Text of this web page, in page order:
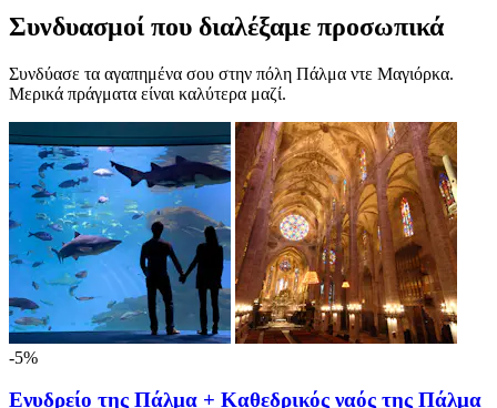
Συνδυασμοί που διαλέξαμε προσωπικά
Συνδύασε τα αγαπημένα σου στην πόλη Πάλμα ντε Μαγιόρκα.
Μερικά πράγματα είναι καλύτερα μαζί.
-5%
Ενυδρείο της Πάλμα + Καθεδρικός ναός της Πάλμα